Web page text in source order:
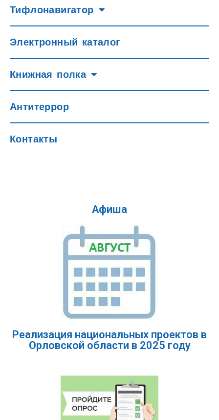
Тифлонавигатор
Электронный каталог
Книжная полка
Антитеррор
Контакты
Афиша
Реализация национальных проектов в
Орловской области в 2025 году